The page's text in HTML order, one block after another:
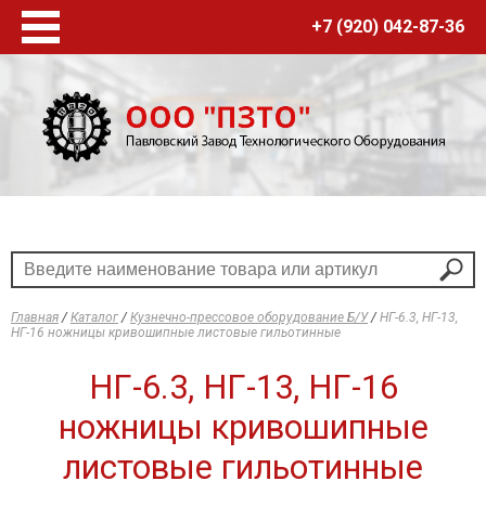
+7 (920) 042-87-36
Главная
Каталог оборудования
Станки Б/У
Токарные станки
Шлифовальные станки
Кузнечно-прессовое оборудование Б/У
Прессы гидравлические
Машины гибочные
Ножницы кривошипные, листовые,
гильотинные
Главная /Каталог /Кузнечно-прессовое оборудование Б/У/НГ-6.3, НГ-13,
НГ-16 ножницы кривошипные листовые гильотинные
НГ-6.3, НГ-13, НГ-16
ножницы кривошипные
листовые гильотинные